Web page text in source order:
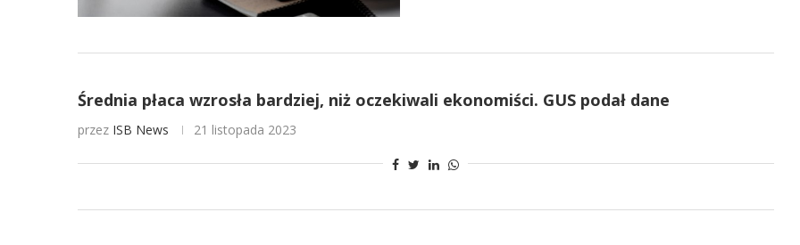
Średnia płaca wzrosła bardziej, niż oczekiwali ekonomiści. GUS podał dane
przez ISB News 21 listopada 2023